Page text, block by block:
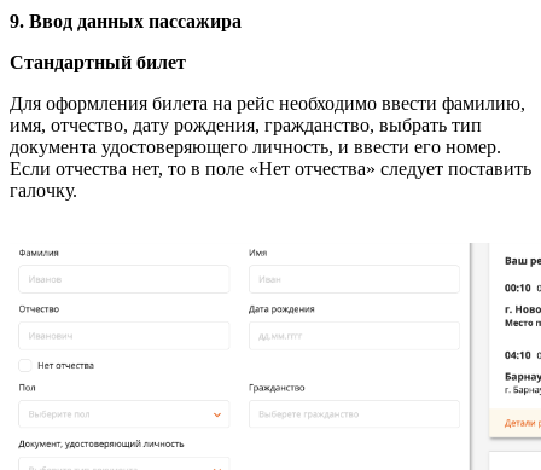
9. Ввод данных пассажира
Стандартный билет
Для оформления билета на рейс необходимо ввести фамилию,
имя, отчество, дату рождения, гражданство, выбрать тип
документа удостоверяющего личность, и ввести его номер.
Если отчества нет, то в поле «Нет отчества» следует поставить
галочку.